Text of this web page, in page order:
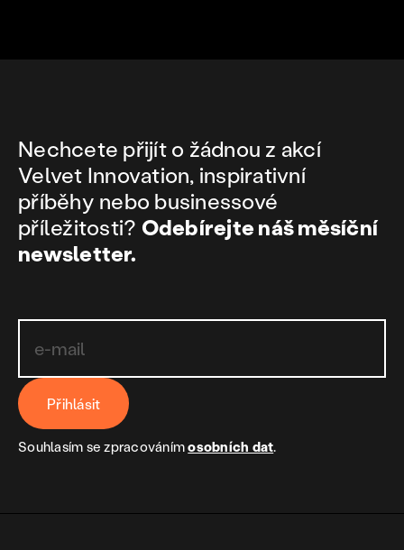
Nechcete přijít o žádnou z akcí
Velvet Innovation, inspirativní
příběhy nebo businessové
příležitosti? Odebírejte náš měsíční
newsletter.
Přihlásit
Souhlasím se zpracovánímosobních dat.